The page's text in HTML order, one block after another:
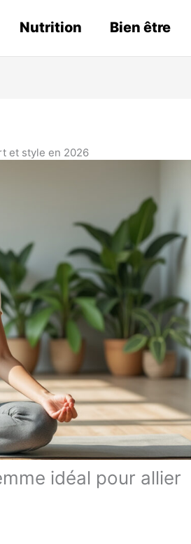
Nutrition Bien être
et style en 2026
idéal pour allier